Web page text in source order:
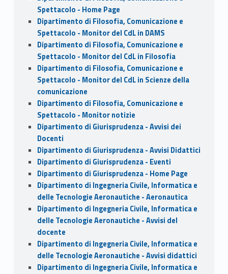
Spettacolo - Home Page
Dipartimento di Filosofia, Comunicazione e
Spettacolo - Monitor del CdL in DAMS
Dipartimento di Filosofia, Comunicazione e
Spettacolo - Monitor del CdL in Filosofia
Dipartimento di Filosofia, Comunicazione e
Spettacolo - Monitor del CdL in Scienze della
comunicazione
Dipartimento di Filosofia, Comunicazione e
Spettacolo - Monitor notizie
Dipartimento di Giurisprudenza - Avvisi dei
Docenti
Dipartimento di Giurisprudenza - Avvisi Didattici
Dipartimento di Giurisprudenza - Eventi
Dipartimento di Giurisprudenza - Home Page
Dipartimento di Ingegneria Civile, Informatica e
delle Tecnologie Aeronautiche - Aeronautica
Dipartimento di Ingegneria Civile, Informatica e
delle Tecnologie Aeronautiche - Avvisi del
docente
Dipartimento di Ingegneria Civile, Informatica e
delle Tecnologie Aeronautiche - Avvisi didattici
Dipartimento di Ingegneria Civile, Informatica e